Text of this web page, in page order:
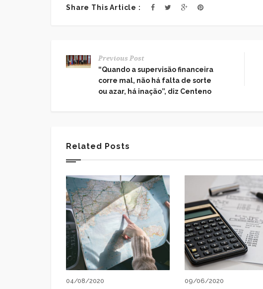
Share This Article :
Previous Post
“Quando a supervisão financeira
corre mal, não há falta de sorte
ou azar, há inação”, diz Centeno
Related Posts
04/08/2020 09/06/2020